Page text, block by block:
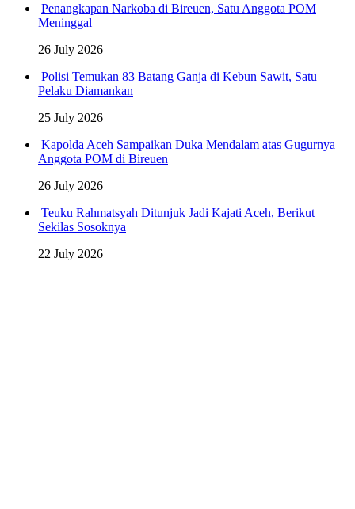
Penangkapan Narkoba di Bireuen, Satu Anggota POM
Meninggal
26 July 2026
Polisi Temukan 83 Batang Ganja di Kebun Sawit, Satu
Pelaku Diamankan
25 July 2026
Kapolda Aceh Sampaikan Duka Mendalam atas Gugurnya
Anggota POM di Bireuen
26 July 2026
Teuku Rahmatsyah Ditunjuk Jadi Kajati Aceh, Berikut
Sekilas Sosoknya
22 July 2026